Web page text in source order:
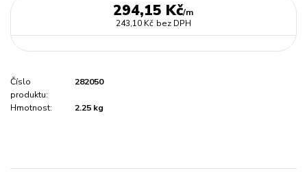
294,15 Kč/m
243,10 Kč bez DPH
Číslo
produktu:
282050
Hmotnost: 2.25 kg